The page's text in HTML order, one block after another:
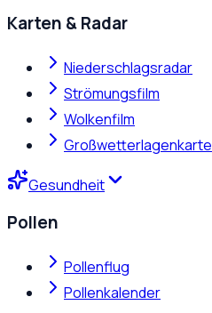
Karten & Radar
Niederschlagsradar
Strömungsfilm
Wolkenfilm
Großwetterlagenkarte
Gesundheit
Pollen
Pollenflug
Pollenkalender